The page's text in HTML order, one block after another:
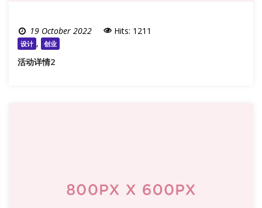
19 October 2022 Hits: 1211
设计 , 创业
活动详情2